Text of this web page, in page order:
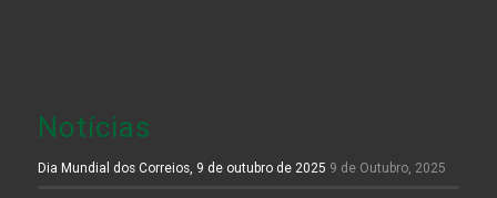
Notícias
Dia Mundial dos Correios, 9 de outubro de 2025 9 de Outubro, 2025